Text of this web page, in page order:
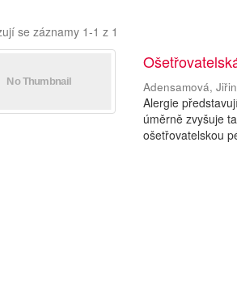
se záznamy 1-1 z 1
Adensamová,
Alergie
úměrně zvyšuje
ošetřovatelskou